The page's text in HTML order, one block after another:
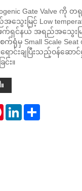
Gate Valve
းမြင့် Low
က်ရှင်နယ် အရည်အသွေးမ
က်ရုံမှ Small Scale
ာင်းချပြီးသည့်ဝန်ဆော
င်း။
PinterestLinkedInShare